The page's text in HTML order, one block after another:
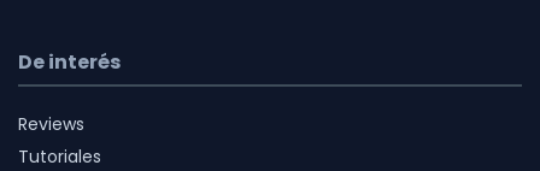
De interés
Reviews
Tutoriales